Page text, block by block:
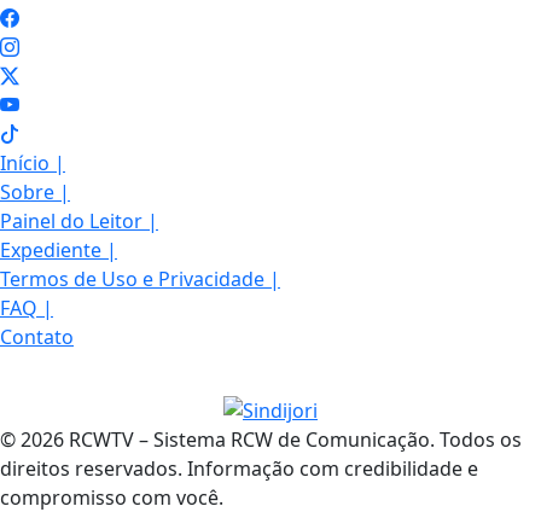
Início |
Sobre |
Painel do Leitor |
Expediente |
Termos de Uso e Privacidade |
FAQ |
Contato
© 2026 RCWTV – Sistema RCW de Comunicação. Todos os
direitos reservados. Informação com credibilidade e
compromisso com você.